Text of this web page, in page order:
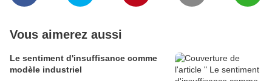
Vous aimerez aussi
Le sentiment d'insuffisance comme
modèle industriel